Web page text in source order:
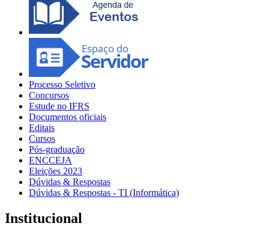
Processo Seletivo
Concursos
Estude no IFRS
Documentos oficiais
Editais
Cursos
Pós-graduação
ENCCEJA
Eleições 2023
Dúvidas & Respostas
Dúvidas & Respostas - TI (Informática)
Institucional